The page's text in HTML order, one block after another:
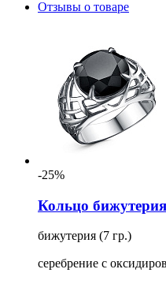
Отзывы о товаре
-25%
Кольцо
бижутерия (7 гр.)
серебрение с